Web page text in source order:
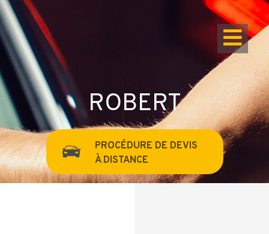
ROBERT
PROCÉDURE DE DEVIS
À DISTANCE